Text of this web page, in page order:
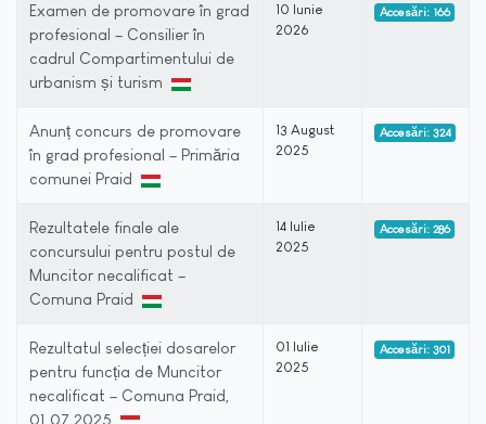
Examen de promovare în grad
profesional – Consilier în
cadrul Compartimentului de
urbanism și turism
10 Iunie
2026
Accesări: 166
Anunț concurs de promovare
în grad profesional – Primăria
comunei Praid
13 August
2025
Accesări: 324
Rezultatele finale ale
concursului pentru postul de
Muncitor necalificat –
Comuna Praid
14 Iulie
2025
Accesări: 286
Rezultatul selecției dosarelor
pentru funcția de Muncitor
necalificat – Comuna Praid,
01.07.2025
01 Iulie
2025
Accesări: 301